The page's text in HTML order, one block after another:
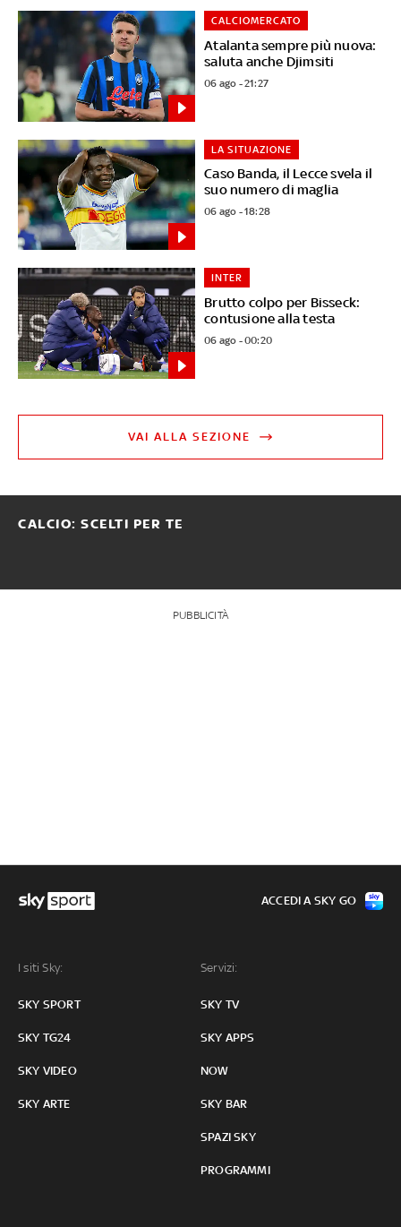
Atalanta sempre più nuova:
saluta anche Djimsiti
CALCIOMERCATO
06 ago - 21:27
Caso Banda, il Lecce svela il
suo numero di maglia
LA SITUAZIONE
06 ago - 18:28
Brutto colpo per Bisseck:
contusione alla testa
INTER
06 ago - 00:20
VAI ALLA SEZIONE
CALCIO: SCELTI PER TE
PUBBLICITÀ
I siti Sky:
SKY SPORT
SKY TG24
SKY VIDEO
SKY ARTE
Servizi:
SKY TV
SKY APPS
NOW
SKY BAR
SPAZI SKY
PROGRAMMI
ACCEDI A SKY GO